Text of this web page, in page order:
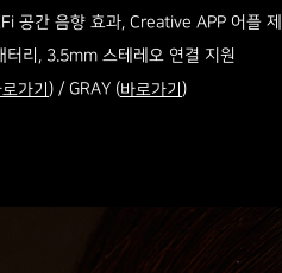
공간 음향 효과, Creative APP 어플
리, 3.5mm 스테레오 연결 지원
가기 ) / GRAY (바로가기 )